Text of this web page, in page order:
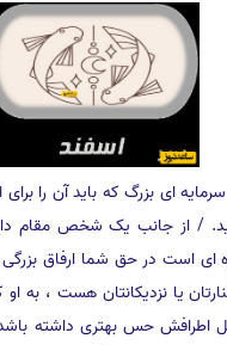
ای بزرگ که باید آن را
/ از جانب یک شخص مقام
ای است در حق شما ارفاق
یا نزدیکانتان هست ، به
اطرافش حس بهتری داشته